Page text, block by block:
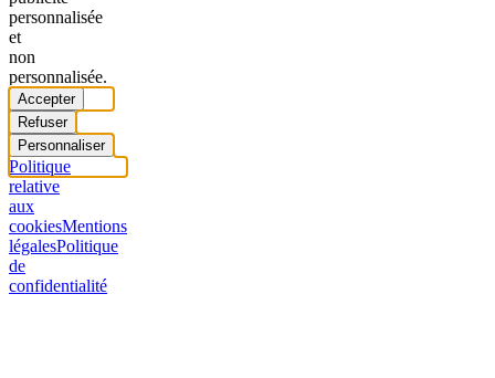
personnalisée
et
non
personnalisée.
Accepter
Refuser
Personnaliser
Politique
relative
aux
cookiesMentions
légalesPolitique
de
confidentialité